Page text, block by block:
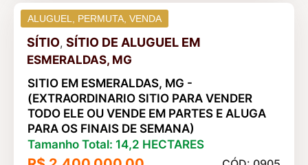
SÍTIO, SÍTIO DE ALUGUEL EM
ESMERALDAS, MG
SITIO EM ESMERALDAS, MG -
(EXTRAORDINARIO SITIO PARA VENDER
TODO ELE OU VENDE EM PARTES E ALUGA
PARA OS FINAIS DE SEMANA)
Tamanho Total: 14,2 HECTARES
ALUGUEL PERMUTA VENDA